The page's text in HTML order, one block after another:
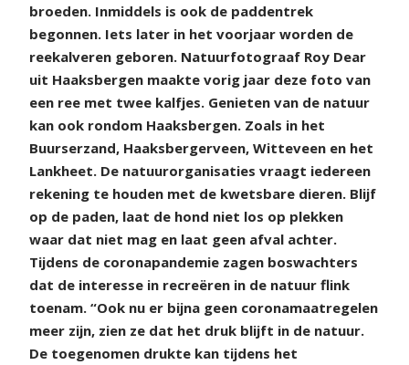
broeden. Inmiddels is ook de paddentrek
begonnen. Iets later in het voorjaar worden de
reekalveren geboren. Natuurfotograaf Roy Dear
uit Haaksbergen maakte vorig jaar deze foto van
een ree met twee kalfjes. Genieten van de natuur
kan ook rondom Haaksbergen. Zoals in het
Buurserzand, Haaksbergerveen, Witteveen en het
Lankheet. De natuurorganisaties vraagt iedereen
rekening te houden met de kwetsbare dieren. Blijf
op de paden, laat de hond niet los op plekken
waar dat niet mag en laat geen afval achter.
Tijdens de coronapandemie zagen boswachters
dat de interesse in recreëren in de natuur flink
toenam. “Ook nu er bijna geen coronamaatregelen
meer zijn, zien ze dat het druk blijft in de natuur.
De toegenomen drukte kan tijdens het